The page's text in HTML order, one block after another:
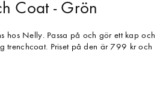
Coat - Grön
hos Nelly. Passa på och gör ett kap och
trenchcoat. Priset på den är 799 kr och